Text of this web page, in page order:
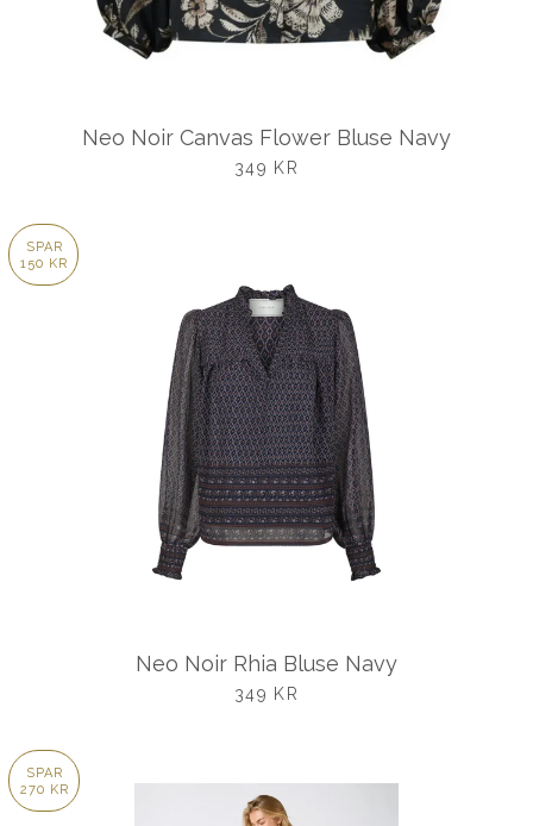
Neo Noir Canvas Flower Bluse Navy
UDSALGSPRIS
349 KR
SPAR
150 KR
Neo Noir Rhia Bluse Navy
UDSALGSPRIS
349 KR
SPAR
270 KR